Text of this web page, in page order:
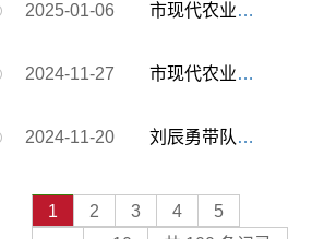
2025-01-06 市现代农业示范区组织开展防范一氧化碳中毒知识宣传活动
2024-11-27 市现代农业示范区管理中心组织观看安全生产警示教育片《防线》
2024-11-20 刘辰勇带队督导检查预防一氧化碳中毒工作
1 2 3 4
5